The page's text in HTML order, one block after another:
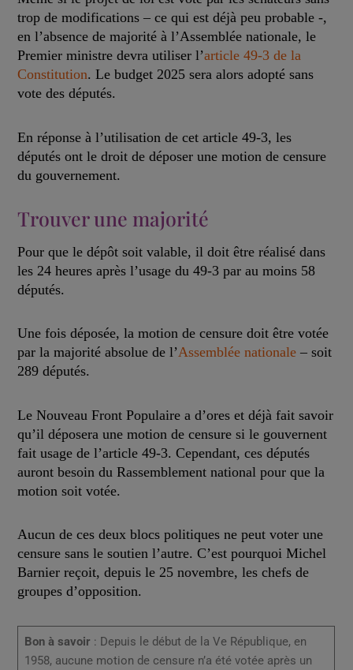
trop de modifications – ce qui est déjà peu probable -,
en l’absence de majorité à l’Assemblée nationale, le
Premier ministre devra utiliser l’article 49-3 de la
Constitution. Le budget 2025 sera alors adopté sans
vote des députés.
En réponse à l’utilisation de cet article 49-3, les
députés ont le droit de déposer une motion de censure
du gouvernement.
Trouver une majorité
Pour que le dépôt soit valable, il doit être réalisé dans
les 24 heures après l’usage du 49-3 par au moins 58
députés.
Une fois déposée, la motion de censure doit être votée
par la majorité absolue de l’Assemblée nationale – soit
289 députés.
Le Nouveau Front Populaire a d’ores et déjà fait savoir
qu’il déposera une motion de censure si le gouvernent
fait usage de l’article 49-3. Cependant, ces députés
auront besoin du Rassemblement national pour que la
motion soit votée.
Aucun de ces deux blocs politiques ne peut voter une
censure sans le soutien l’autre. C’est pourquoi Michel
Barnier reçoit, depuis le 25 novembre, les chefs de
groupes d’opposition.
Bon à savoir : Depuis le début de la Ve République, en
1958, aucune motion de censure n’a été votée après un